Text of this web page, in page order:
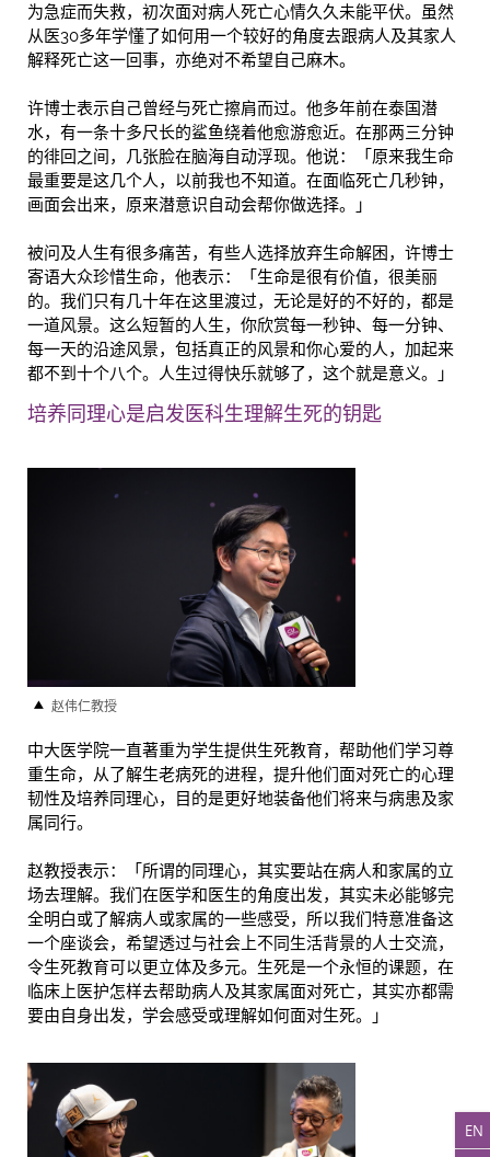
EN
为急症而失救，初次面对病人死亡心情久久未能平伏。虽然
从医30多年学懂了如何用一个较好的角度去跟病人及其家人
解释死亡这一回事，亦绝对不希望自己麻木。
许博士表示自己曾经与死亡擦肩而过。他多年前在泰国潜
水，有一条十多尺长的鲨鱼绕着他愈游愈近。在那两三分钟
的徘回之间，几张脸在脑海自动浮现。他说：「原来我生命
最重要是这几个人，以前我也不知道。在面临死亡几秒钟，
画面会出来，原来潜意识自动会帮你做选择。」
被问及人生有很多痛苦，有些人选择放弃生命解困，许博士
寄语大众珍惜生命，他表示：「生命是很有价值，很美丽
的。我们只有几十年在这里渡过，无论是好的不好的，都是
一道风景。这么短暂的人生，你欣赏每一秒钟、每一分钟、
每一天的沿途风景，包括真正的风景和你心爱的人，加起来
都不到十个八个。人生过得快乐就够了，这个就是意义。」
培养同理心是启发医科生理解生死的钥匙
赵伟仁教授
中大医学院一直著重为学生提供生死教育，帮助他们学习尊
重生命，从了解生老病死的进程，提升他们面对死亡的心理
韧性及培养同理心，目的是更好地装备他们将来与病患及家
属同行。
赵教授表示：「所谓的同理心，其实要站在病人和家属的立
场去理解。我们在医学和医生的角度出发，其实未必能够完
全明白或了解病人或家属的一些感受，所以我们特意准备这
一个座谈会，希望透过与社会上不同生活背景的人士交流，
令生死教育可以更立体及多元。生死是一个永恒的课题，在
临床上医护怎样去帮助病人及其家属面对死亡，其实亦都需
要由自身出发，学会感受或理解如何面对生死。」